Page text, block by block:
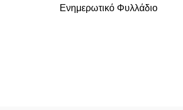
Ενημερωτικό Φυλλάδιο